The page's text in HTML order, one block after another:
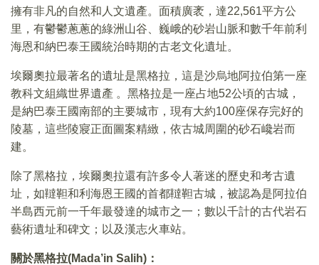
擁有非凡的自然和人文遺產。面積廣袤，達22,561平方公
里，有鬱鬱蔥蔥的綠洲山谷、巍峨的砂岩山脈和數千年前利
海恩和納巴泰王國統治時期的古老文化遺址。
埃爾奧拉最著名的遺址是黑格拉，這是沙烏地阿拉伯第一座
教科文組織世界遺產 。黑格拉是一座占地52公頃的古城，
是納巴泰王國南部的主要城市，現有大約100座保存完好的
陵墓，這些陵寢正面圖案精緻，依古城周圍的砂石巉岩而
建。
除了黑格拉，埃爾奧拉還有許多令人著迷的歷史和考古遺
址，如韃靼和利海恩王國的首都韃靼古城，被認為是阿拉伯
半島西元前一千年最發達的城市之一；數以千計的古代岩石
藝術遺址和碑文；以及漢志火車站。
關於黑格拉(Mada’in Salih) ：